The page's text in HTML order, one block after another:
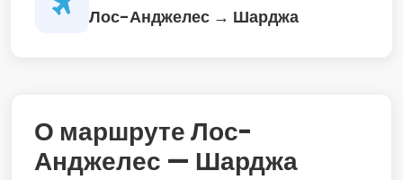
Лос-Анджелес → Шарджа
О маршруте Лос-
Анджелес — Шарджа